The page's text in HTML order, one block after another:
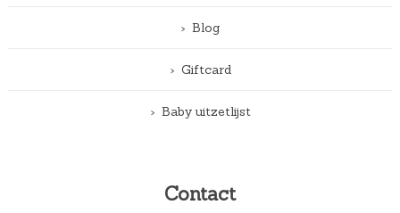
Blog
Giftcard
Baby uitzetlijst
Contact